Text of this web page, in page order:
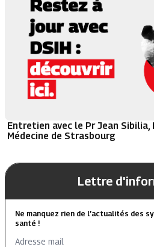
Entretien avec le Pr Jean
Médecine de Strasbourg
Lettre
Ne manquez rien de l’actualités des
santé !
Adresse mail